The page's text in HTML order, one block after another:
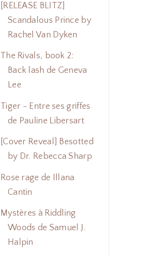
[RELEASE BLITZ]
Scandalous Prince by
Rachel Van Dyken
The Rivals, book 2:
Back lash de Geneva
Lee
Tiger - Entre ses griffes
de Pauline Libersart
[Cover Reveal] Besotted
by Dr. Rebecca Sharp
Rose rage de Illana
Cantin
Mystères à Riddling
Woods de Samuel J.
Halpin